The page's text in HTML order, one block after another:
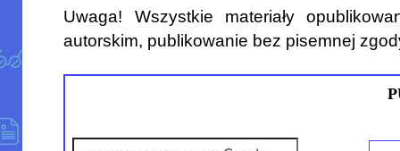
Uwaga! Wszystkie materiały
autorskim, publikowanie bez pisemnej